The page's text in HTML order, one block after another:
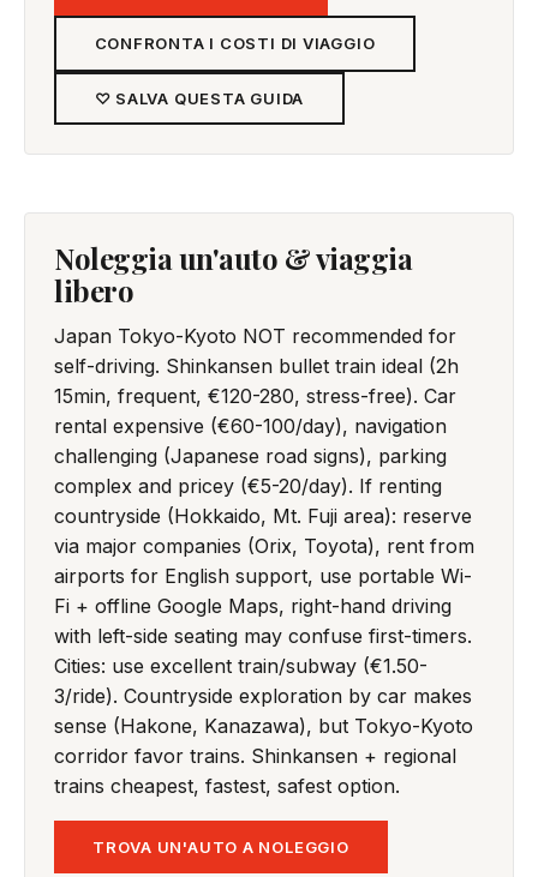
CONFRONTA I COSTI DI VIAGGIO
♡ SALVA QUESTA GUIDA
Noleggia un'auto & viaggia
libero
Japan Tokyo-Kyoto NOT recommended for
self-driving. Shinkansen bullet train ideal (2h
15min, frequent, €120-280, stress-free). Car
rental expensive (€60-100/day), navigation
challenging (Japanese road signs), parking
complex and pricey (€5-20/day). If renting
countryside (Hokkaido, Mt. Fuji area): reserve
via major companies (Orix, Toyota), rent from
airports for English support, use portable Wi-
Fi + offline Google Maps, right-hand driving
with left-side seating may confuse first-timers.
Cities: use excellent train/subway (€1.50-
3/ride). Countryside exploration by car makes
sense (Hakone, Kanazawa), but Tokyo-Kyoto
corridor favor trains. Shinkansen + regional
trains cheapest, fastest, safest option.
TROVA UN'AUTO A NOLEGGIO